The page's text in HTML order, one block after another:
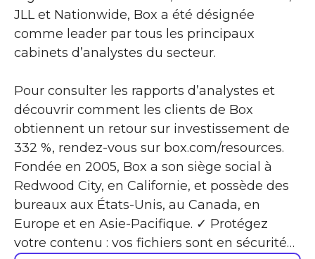
JLL et Nationwide, Box a été désignée
comme leader par tous les principaux
cabinets d’analystes du secteur.
Pour consulter les rapports d’analystes et
découvrir comment les clients de Box
obtiennent un retour sur investissement de
332 %, rendez-vous sur box.com/resources.
Fondée en 2005, Box a son siège social à
Redwood City, en Californie, et possède des
bureaux aux États-Unis, au Canada, en
Europe et en Asie-Pacifique. ✓ Protégez
votre contenu : vos fichiers sont en sécurité…